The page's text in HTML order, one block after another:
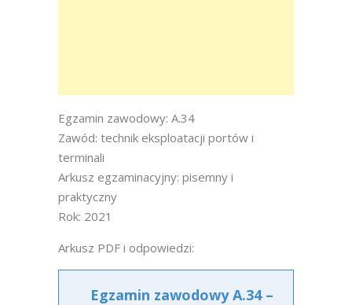
Egzamin zawodowy: A.34
Zawód: technik eksploatacji portów i
terminali
Arkusz egzaminacyjny: pisemny i
praktyczny
Rok: 2021
Arkusz PDF i odpowiedzi:
Egzamin zawodowy A.34 –